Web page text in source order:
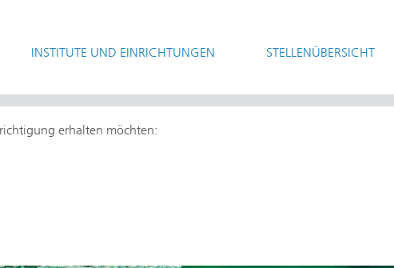
INSTITUTE UND EINRICHTUNGEN STELLENÜBERSICHT
erhalten möchten: